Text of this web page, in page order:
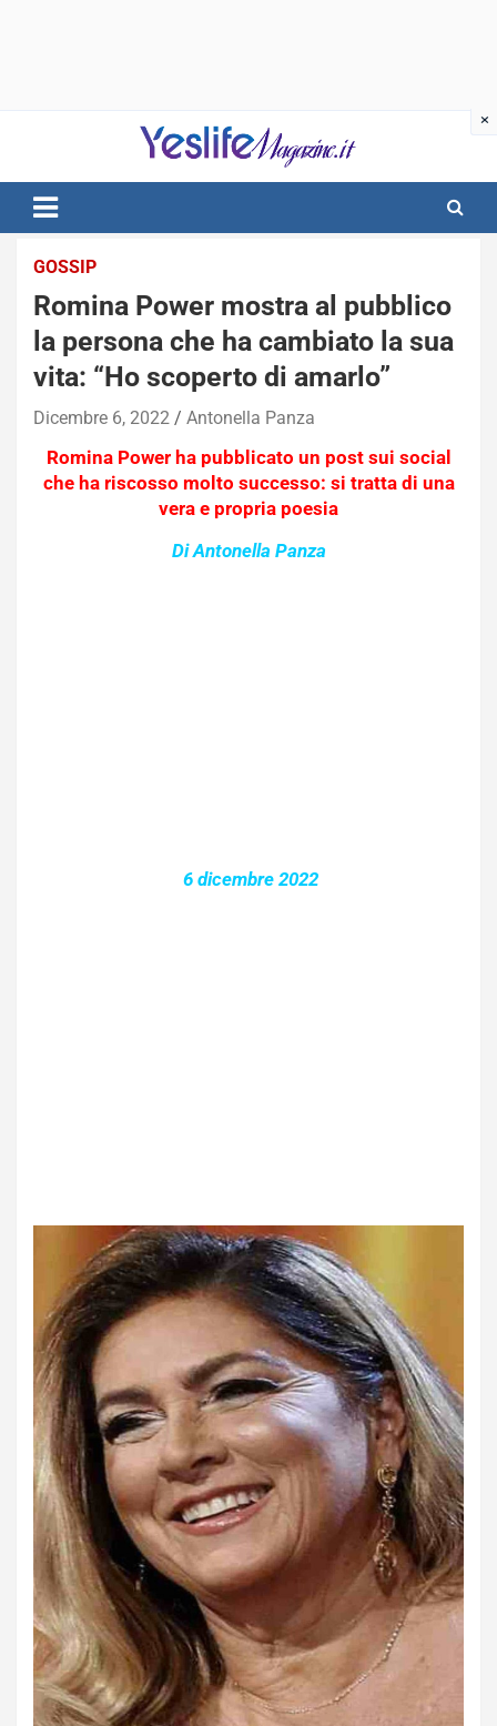
notizie di intrattenimento
GOSSIP
Romina Power mostra al pubblico
la persona che ha cambiato la sua
vita: “Ho scoperto di amarlo”
Dicembre 6, 2022 Antonella Panza
Romina Power ha pubblicato un post sui social
che ha riscosso molto successo: si tratta di una
vera e propria poesia
Di Antonella Panza
6 dicembre 2022